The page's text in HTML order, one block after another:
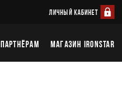
ЛИЧНЫЙ КАБИНЕТ
ПАРТНЁРАМ МАГАЗИН IRONSTAR